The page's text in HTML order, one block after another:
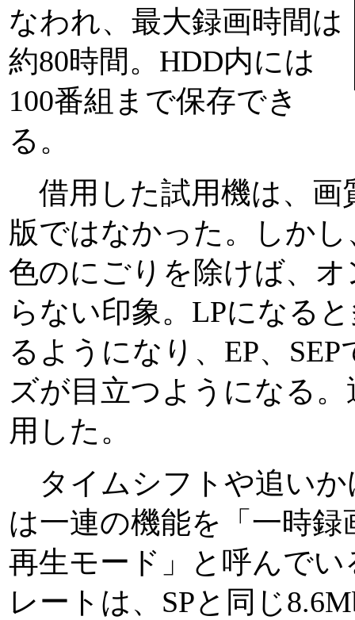
なわれ、最大録画時間は
約80時間。HDD内には
100番組まで保存でき
る。
借用した試用機は、画
版ではなかった。しか
色のにごりを除けば、
らない印象。LPになる
るようになり、EP、
ズが目立つようになる
用した。
タイムシフトや追いか
は一連の機能を「一時
再生モード」と呼んで
レートは、SPと同じ